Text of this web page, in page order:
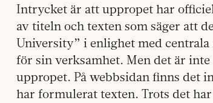
Intrycket är att uppropet har
av titeln och texten som säger att
University” i enlighet med
för sin verksamhet. Men det är
uppropet. På webbsidan finns det
har formulerat texten. Trots det